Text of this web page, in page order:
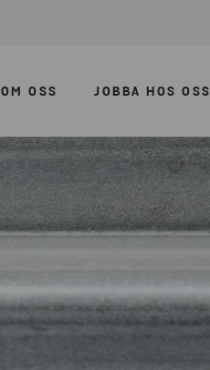
OM OSS JOBBA HOS OSS